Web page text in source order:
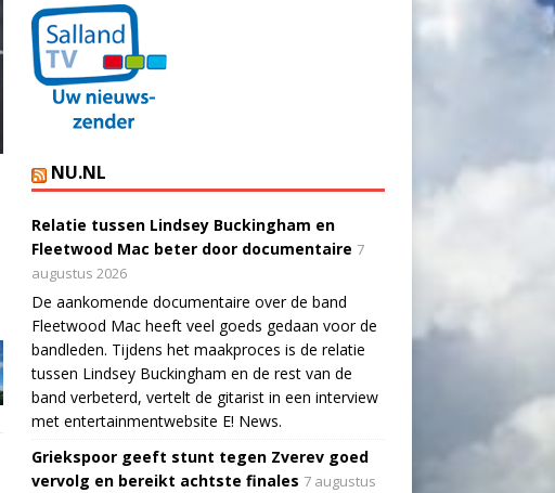
NU.NL
Relatie tussen Lindsey Buckingham en
Fleetwood Mac beter door documentaire 7
augustus 2026
De aankomende documentaire over de band
Fleetwood Mac heeft veel goeds gedaan voor de
bandleden. Tijdens het maakproces is de relatie
tussen Lindsey Buckingham en de rest van de
band verbeterd, vertelt de gitarist in een interview
met entertainmentwebsite E! News.
Griekspoor geeft stunt tegen Zverev goed
vervolg en bereikt achtste finales 7 augustus